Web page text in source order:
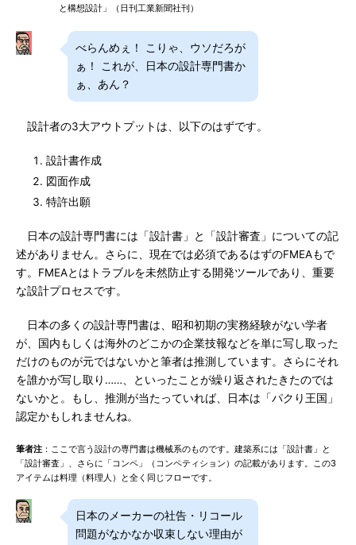
と構想設計」（日刊工業新聞社刊）
べらんめぇ！ こりゃ、ウソだろが
ぁ！ これが、日本の設計専門書か
ぁ、あん？
設計者の3大アウトプットは、以下のはずです。
設計書作成
図面作成
特許出願
日本の設計専門書には「設計書」と「設計審査」についての記
述がありません。さらに、現在では必須であるはずのFMEAもで
す。FMEAとはトラブルを未然防止する開発ツールであり、重要
な設計プロセスです。
日本の多くの設計専門書は、昭和初期の実務経験がない学者
が、国内もしくは海外のどこかの企業技報などを単に写し取った
だけのものが元ではないかと筆者は推測しています。さらにそれ
を誰かが写し取り……、といったことが繰り返されたきたのでは
ないかと。もし、推測が当たっていれば、日本は「パクり王国」
認定かもしれませんね。
筆者注 ：ここで言う設計の専門書は機械系のものです。建築系には「設計書」と
「設計審査」、さらに「コンペ」（コンペティション）の記載があります。この3
アイテムは料理（料理人）と全く同じフローです。
日本のメーカーの社告・リコール
問題がなかなか収束しない理由が